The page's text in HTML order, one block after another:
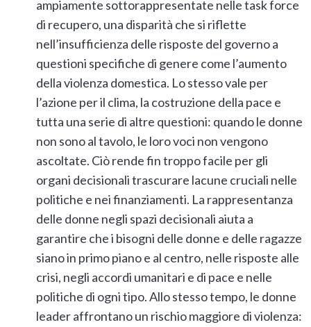
ampiamente sottorappresentate nelle task force
di recupero, una disparità che si riflette
nell’insufficienza delle risposte del governo a
questioni specifiche di genere come l’aumento
della violenza domestica. Lo stesso vale per
l’azione per il clima, la costruzione della pace e
tutta una serie di altre questioni: quando le donne
non sono al tavolo, le loro voci non vengono
ascoltate. Ciò rende fin troppo facile per gli
organi decisionali trascurare lacune cruciali nelle
politiche e nei finanziamenti. La rappresentanza
delle donne negli spazi decisionali aiuta a
garantire che i bisogni delle donne e delle ragazze
siano in primo piano e al centro, nelle risposte alle
crisi, negli accordi umanitari e di pace e nelle
politiche di ogni tipo. Allo stesso tempo, le donne
leader affrontano un rischio maggiore di violenza: